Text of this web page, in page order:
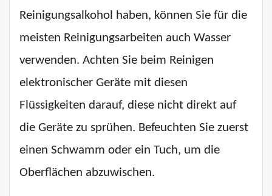
Reinigungsalkohol haben, können Sie für die
meisten Reinigungsarbeiten auch Wasser
verwenden. Achten Sie beim Reinigen
elektronischer Geräte mit diesen
Flüssigkeiten darauf, diese nicht direkt auf
die Geräte zu sprühen. Befeuchten Sie zuerst
einen Schwamm oder ein Tuch, um die
Oberflächen abzuwischen.